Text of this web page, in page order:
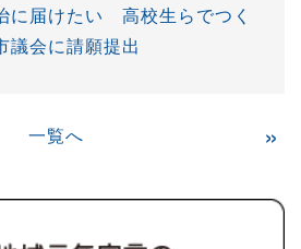
に届けたい 高校生らでつく
議会に請願提出
一覧へ